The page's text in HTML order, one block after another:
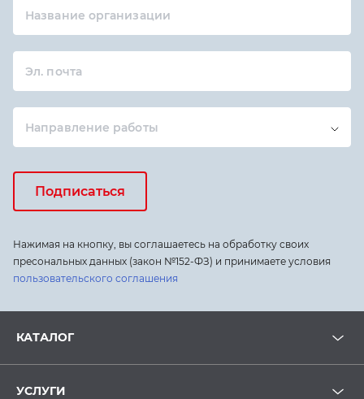
Название организации
Эл. почта
Направление работы
Подписаться
Нажимая на кнопку, вы соглашаетесь на обработку своих
пресональных данных (закон №152-ФЗ) и принимаете условия
пользовательского соглашения
КАТАЛОГ
УСЛУГИ